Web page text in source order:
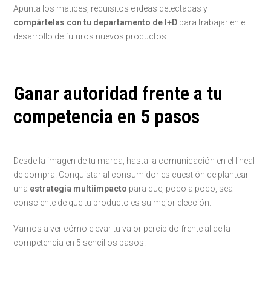
Apunta los matices, requisitos e ideas detectadas y
compártelas con tu departamento de I+D para trabajar en el
desarrollo de futuros nuevos productos.
Ganar autoridad frente a tu
competencia en 5 pasos
Desde la imagen de tu marca, hasta la comunicación en el lineal
de compra. Conquistar al consumidor es cuestión de plantear
una estrategia multiimpacto para que, poco a poco, sea
consciente de que tu producto es su mejor elección.
Vamos a ver cómo elevar tu valor percibido frente al de la
competencia en 5 sencillos pasos.